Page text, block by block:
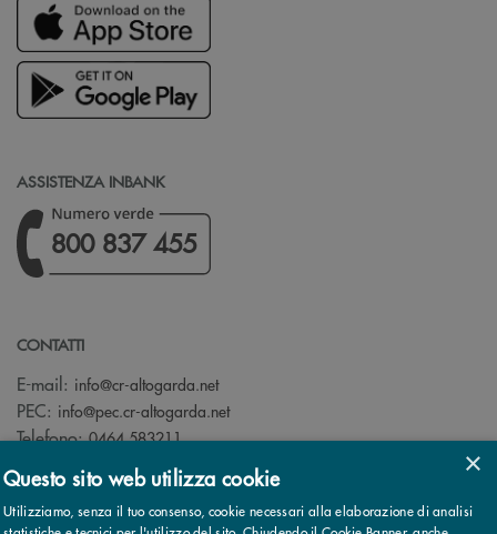
ASSISTENZA INBANK
800 837 455
CONTATTI
E-mail: info@cr-altogarda.net(si apre l’app di posta elettronica)
PEC: info@pec.cr-altogarda.net(si apre l’app di posta elettronica)
Telefono:0464 583211
×
Questo sito web utilizza cookie
Utilizziamo, senza il tuo consenso, cookie necessari alla elaborazione di analisi